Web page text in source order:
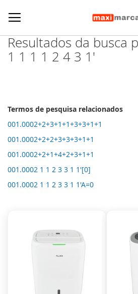
Resultados da busca
1 1 1 1 2 4 3 1'
Termos de pesquisa relacionados
001.0002+2+3+1+1+3+3+1+1
001.0002+2+2+3+3+3+1+1
001.0002+2+1+4+2+3+1+1
001.0002 1 1 2 3 3 1 1'[0]
001.0002 1 1 2 3 3 1 1'A=0